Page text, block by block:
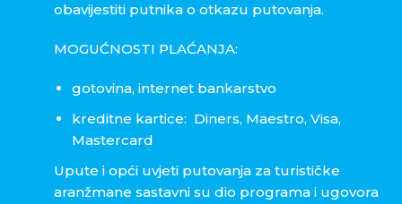
obavijestiti putnika o otkazu putovanja.
MOGUĆNOSTI PLAĆANJA:
gotovina, internet bankarstvo
kreditne kartice: Diners, Maestro, Visa,
Mastercard
Upute i opći uvjeti putovanja za turističke
aranžmane sastavni su dio programa i ugovora